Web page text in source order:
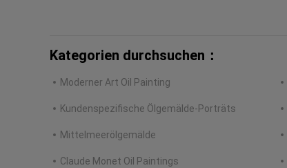
Kategorien durchsuchen：
Moderner Art Oil Painting
Kundenspezifische Ölgemälde-Porträts
Mittelmeerölgemälde
Claude Monet Oil Paintings